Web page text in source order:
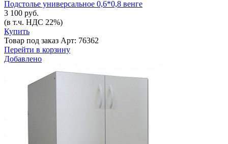
Подстолье универсальное 0,6*0,8 венге
3 100 руб.
(в т.ч. НДС 22%)
Купить
Товар под заказ Арт: 76362
Перейти в корзину
Добавлено